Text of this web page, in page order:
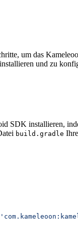
um das
und zu
SDK installieren,
build.gradle